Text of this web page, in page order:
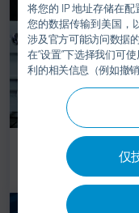
将您的 IP 地址存储在
您的数据传输到美国，
涉及官方可能访问数据
在“设置”下选择我们可
利的相关信息（例如撤
仅
EcoRP 第3世代